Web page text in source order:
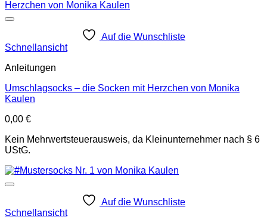
Auf die Wunschliste
Schnellansicht
Anleitungen
Umschlagsocks – die Socken mit Herzchen von Monika
Kaulen
0,00 €
Kein Mehrwertsteuerausweis, da Kleinunternehmer nach § 6
UStG.
Auf die Wunschliste
Schnellansicht